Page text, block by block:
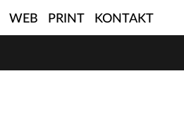
WEB PRINT KONTAKT